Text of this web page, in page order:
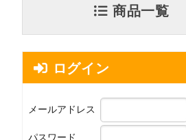
商品一覧
ログイン
メールアドレス
パスワード